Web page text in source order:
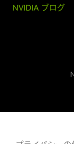
NVIDIA ブログ